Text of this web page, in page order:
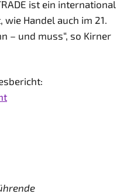
ist ein international
Handel auch im 21.
– und muss“, so Kirner